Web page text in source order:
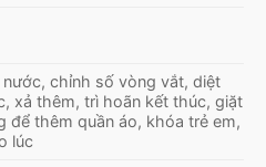
gây dị ứng như lông
đình.
chỉnh số vòng vắt, diệt
xả thêm, trì hoãn kết thúc, giặt
để thêm quần áo, khóa trẻ em,
lúc